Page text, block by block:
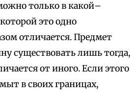
только в какой–
это одно
отличается. Предмет
существовать лишь тогда,
от иного. Если этого
в своих границах,